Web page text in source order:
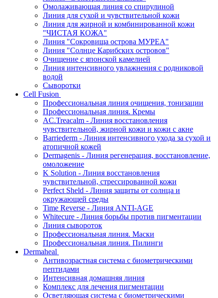
Омолаживающая линия со спирулиной
Линия для сухой и чувствительной кожи
Линия для жирной и комбинированной кожи
"ЧИСТАЯ КОЖА"
Линия "Сокровища острова МУРЕА"
Линия "Солнце Карибских островов"
Очищение с японской камелией
Линия интенсивного увлажнения с родниковой
водой
Сыворотки
Cell Fusion
Профессиональная линия очищения, тонизации
Профессиональная линия. Кремы
AC.Treacalm - Линия восстановления
чувствительной, жирной кожи и кожи с акне
Barriederm - Линия интенсивного ухода за сухой и
атопичной кожей
Dermagenis - Линия регенерация, восстановление,
омоложение
K Solution - Линия восстановления
чувствительной, стрессированной кожи
Perfect Sheld - Линия защиты от солнца и
окружающей среды
Time Reverse - Линия ANTI-AGE
Whitecure - Линия борьбы против пигментации
Линия сывороток
Профессиональная линия. Маски
Профессиональная линия. Пилинги
Dermaheal
Антивозрастная система с биометрическими
пептидами
Интенсивная домашняя линия
Комплекс для лечения пигментации
Осветляющая система с биометрическими